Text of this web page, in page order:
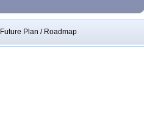
Future Plan / Roadmap